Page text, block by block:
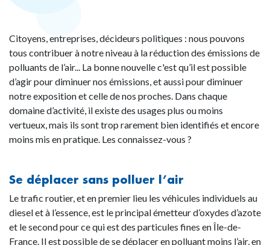
Citoyens, entreprises, décideurs politiques : nous pouvons
tous contribuer à notre niveau à la réduction des émissions de
polluants de l’air... La bonne nouvelle c'est qu’il est possible
d’agir pour diminuer nos émissions, et aussi pour diminuer
notre exposition et celle de nos proches. Dans chaque
domaine d’activité, il existe des usages plus ou moins
vertueux, mais ils sont trop rarement bien identifiés et encore
moins mis en pratique. Les connaissez-vous ?
Se déplacer sans polluer l’air
Le trafic routier, et en premier lieu les véhicules individuels au
diesel et à l’essence, est le principal émetteur d’oxydes d’azote
et le second pour ce qui est des particules fines en Île-de-
France. Il est possible de se déplacer en polluant moins l’air, en